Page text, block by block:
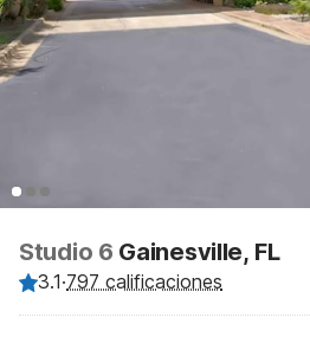
Studio 6 Gainesville, FL
3.1·797 calificaciones